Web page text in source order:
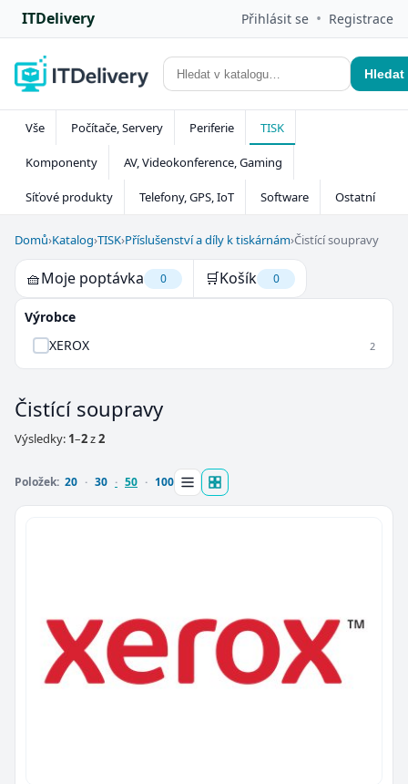
ITDelivery Přihlásit se • Registrace
Hledat
Vše Počítače, Servery Periferie TISK
Komponenty AV, Videokonference, Gaming
Síťové produkty Telefony, GPS, IoT Software Ostatní
Domů›Katalog›TISK›Příslušenství a díly k tiskárnám›Čistící soupravy
🧺Moje poptávka 0 🛒Košík 0
Výrobce
XEROX
2
Čistící soupravy
Výsledky: 1–2z2
Položek: 20 30 50 100